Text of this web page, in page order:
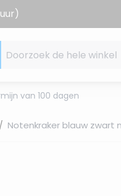
van 100 dagen
/ Notenkraker blauw